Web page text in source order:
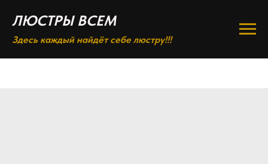
ЛЮСТРЫ ВСЕМ
Здесь каждый найдёт себе люстру!!!